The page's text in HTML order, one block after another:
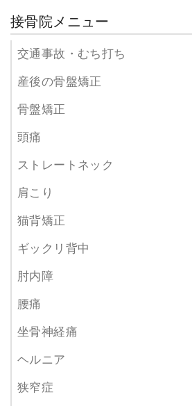
接骨院メニュー
交通事故・むち打ち
産後の骨盤矯正
骨盤矯正
頭痛
ストレートネック
肩こり
猫背矯正
ギックリ背中
肘内障
腰痛
坐骨神経痛
ヘルニア
狭窄症